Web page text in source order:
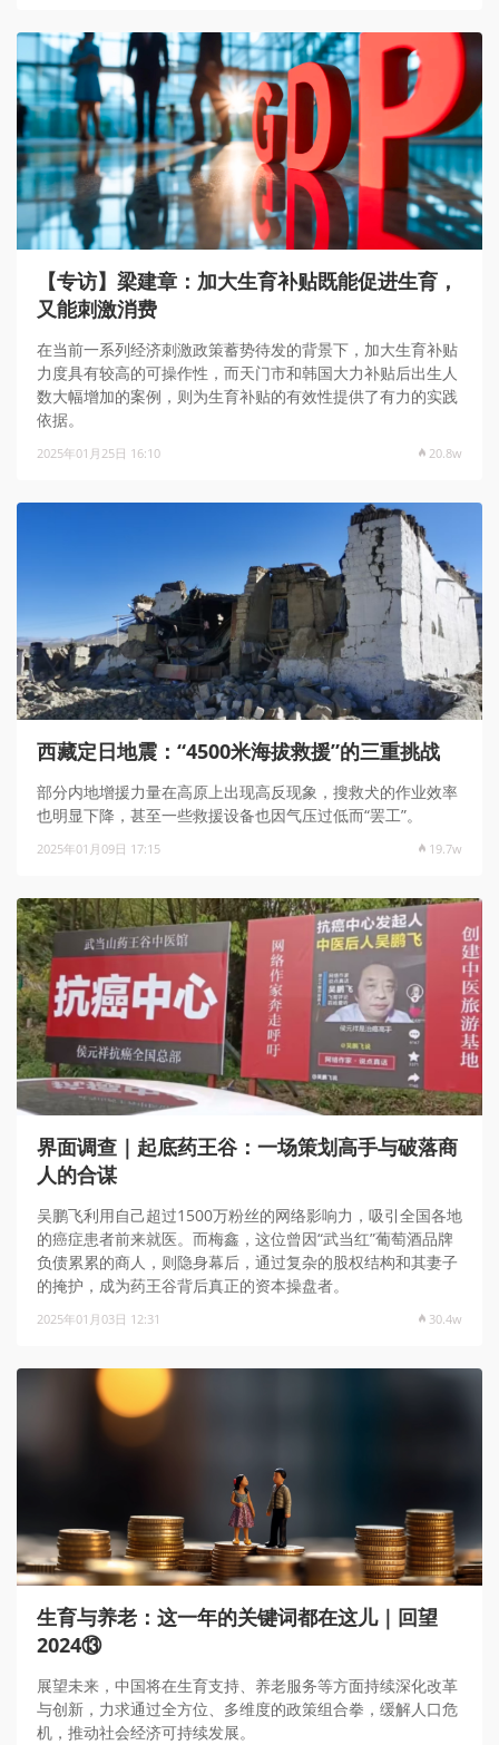
【专访】梁建章：加大生育补贴既能促进生育，
又能刺激消费
在当前一系列经济刺激政策蓄势待发的背景下，加大生育补贴
力度具有较高的可操作性，而天门市和韩国大力补贴后出生人
数大幅增加的案例，则为生育补贴的有效性提供了有力的实践
依据。
2025年01月25日 16:10 20.8w
西藏定日地震：“4500米海拔救援”的三重挑战
部分内地增援力量在高原上出现高反现象，搜救犬的作业效率
也明显下降，甚至一些救援设备也因气压过低而“罢工”。
2025年01月09日 17:15 19.7w
界面调查｜起底药王谷：一场策划高手与破落商
人的合谋
吴鹏飞利用自己超过1500万粉丝的网络影响力，吸引全国各地
的癌症患者前来就医。而梅鑫，这位曾因“武当红”葡萄酒品牌
负债累累的商人，则隐身幕后，通过复杂的股权结构和其妻子
的掩护，成为药王谷背后真正的资本操盘者。
2025年01月03日 12:31 30.4w
生育与养老：这一年的关键词都在这儿｜回望
2024⑬
展望未来，中国将在生育支持、养老服务等方面持续深化改革
与创新，力求通过全方位、多维度的政策组合拳，缓解人口危
机，推动社会经济可持续发展。